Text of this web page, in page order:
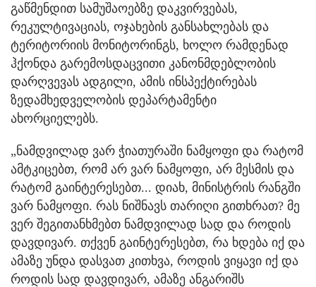
გაწმენდით სამუშაოებზე დაკვირვებას,
რეკულტივაციას, ოჯახების განსახლებას და
ტერიტორიის მონიტორინგს, ხოლო რამდენად
ჰქონდა გარემოსდაცვითი კანონმდებლობის
დარღვევას ადგილი, ამის ინსპექტირებას
ზედამხედველობის დეპარტამენტი
ახორციელებს.
„ნამდვილად ვარ ჭიათურაში ნამყოფი და რატომ
ამტკიცებთ, რომ არ ვარ ნამყოფი, არ მესმის და
რატომ გაინტერესებთ... დიახ, მინისტრის რანგში
ვარ ნამყოფი. რას ნიშნავს თარიღი გითხრათ? მე
ვერ შეგითანხმებთ ნამდვილად სად და როდის
დავდივარ. თქვენ გაინტერესებთ, რა ხდება იქ და
ამაზე უნდა დასვათ კითხვა, როდის ვიყავი იქ და
როდის სად დავდივარ, ამაზე ანგარიშს